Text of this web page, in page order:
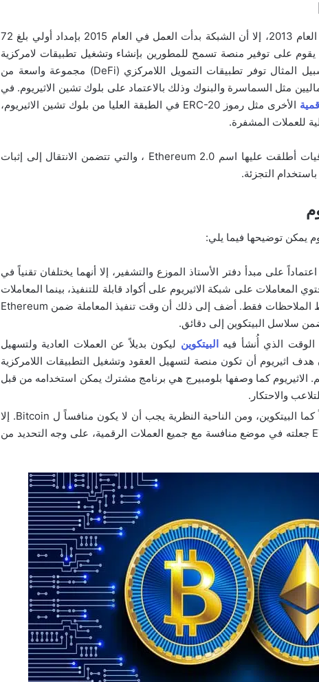
كما أوضحنا سابقاً، تم اقتراح الاثريوم في العام 2013، إلا أن الشبكة بدأت العمل في العام 2015 بإمداد أولي بلغ 72
على توفير منصة تسمح للمطورين بإنشاء وتشغيل تطبيقات لامركزية
يمكن للمستخدمين التفاعل معها. على سبيل المثال توفر تطبيقات التمويل اللامركزي (DeFi) مجموعة واسعة من
مثل السماسرة والبنوك وذلك بالاعتماد على بلوك تشين الاثيريوم. في
الأخرى مثل رموز ERC-20 في الطبقة العليا من بلوك تشين الاثيريوم،
للعملات المشفرة.
مؤخراً نفذت Ethereum سلسلة من الترقيات أطلقت عليها اسم Ethereum 2.0 ، والتي تتضمن الانتقال إلى إثبات
التجزئة.
يمكن توضيحها فيما يلي:
اعتماداً على مبدأ دفتر الأستاذ الموزع والتشفير، إلا أنهما يختلفان تقنياً في
المعاملات على شبكة الاثيريوم على أكواد قابلة للتنفيذ، بينما المعاملات
ضمن شبكة البيتكوين مخصصة لحفظ الملاحظات فقط. أضف إلى ذلك أن وقت تنفيذ المعاملة ضمن Ethereum
سلاسل البيتكوين إلى دقائق.
الذي أُنشأ فيه
البيتكوين ليكون بديلاً عن العملات العادية ولتسهيل
هدف اثيريوم أن تكون منصة لتسهيل العقود وتشغيل التطبيقات اللامركزية
الاثيريوم كما وصفها بلومبيرج هي برنامج مشترك يمكن استخدامه من قبل
والاحتكار.
يستخدم الاثيريوم البلوك تشين تماماً كما البيتكوين، ومن الناحية النظرية يجب أن لا يكون منافساً ل Bitcoin. إلا
أن الشعبية الكبيرة التي اكتسبها ETH جعلته في موضع منافسة مع جميع العملات الرقمية، على وجه التحديد من